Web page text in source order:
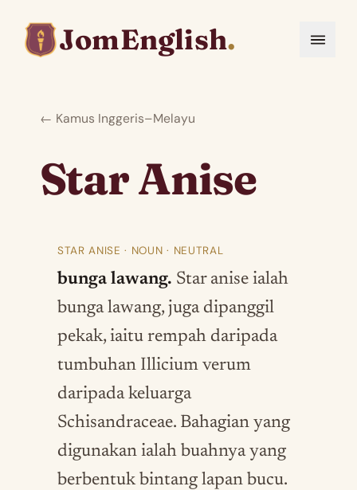
JomEnglish.
← Kamus Inggeris–Melayu
Star Anise
STAR ANISE · NOUN · NEUTRAL
bunga lawang. Star anise ialah
bunga lawang, juga dipanggil
pekak, iaitu rempah daripada
tumbuhan Illicium verum
daripada keluarga
Schisandraceae. Bahagian yang
digunakan ialah buahnya yang
berbentuk bintang lapan bucu.